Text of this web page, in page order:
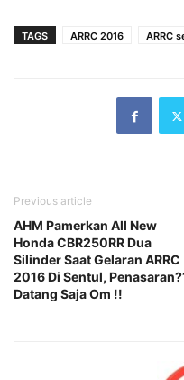
TAGS ARRC 2016 ARRC
Previous article
AHM Pamerkan All New
Honda CBR250RR Dua
Silinder Saat Gelaran ARRC
2016 Di Sentul,
Datang Saja Om !!